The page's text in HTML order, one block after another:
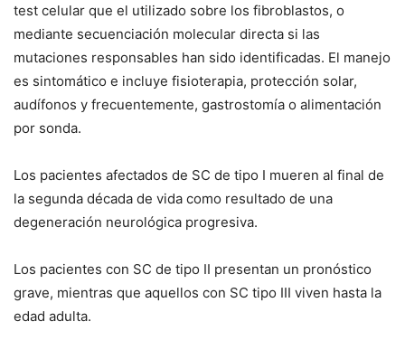
test celular que el utilizado sobre los fibroblastos, o
mediante secuenciación molecular directa si las
mutaciones responsables han sido identificadas. El manejo
es sintomático e incluye fisioterapia, protección solar,
audífonos y frecuentemente, gastrostomía o alimentación
por sonda.
Los pacientes afectados de SC de tipo I mueren al final de
la segunda década de vida como resultado de una
degeneración neurológica progresiva.
Los pacientes con SC de tipo II presentan un pronóstico
grave, mientras que aquellos con SC tipo III viven hasta la
edad adulta.